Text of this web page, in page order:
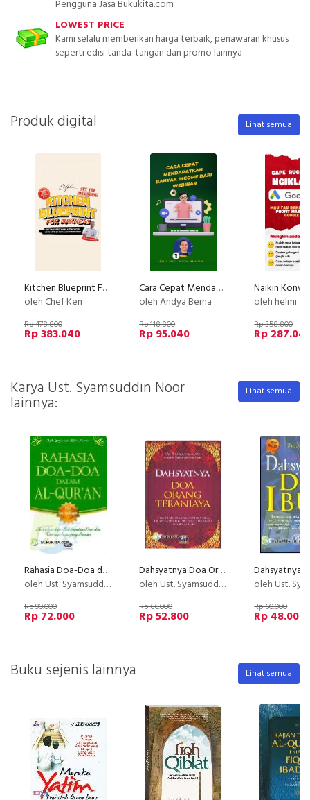
Pengguna Jasa Bukukita.com
LOWEST PRICE
Kami selalu memberikan harga terbaik, penawaran khusus
seperti edisi tanda-tangan dan promo lainnya
Produk digital Lihat semua
Kitchen Blueprint For Business : Setting Up Efficient Kitchen For Your Cafe or Restaurant Business
oleh Chef Ken
Rp 478.800
Rp 383.040
Cara Cepat Mendapatkan Banyak Income dari Webinar
oleh Andya Berna
Rp 118.800
Rp 95.040
oleh helmi
Rp 358.800
Rp
Karya Ust. Syamsuddin Noor
lainnya:
Lihat semua
Rahasia Doa-Doa dalam AL-Qur'an
oleh Ust. Syamsuddin Noor
Rp 90.000
Rp 72.000
Dahsyatnya Doa Orang Teraniaya (2013)
oleh Ust. Syamsuddin Noor
Rp 66.000
Rp 52.800
oleh Ust.
Rp 60.000
Rp 48.000
Buku sejenis lainnya Lihat semua